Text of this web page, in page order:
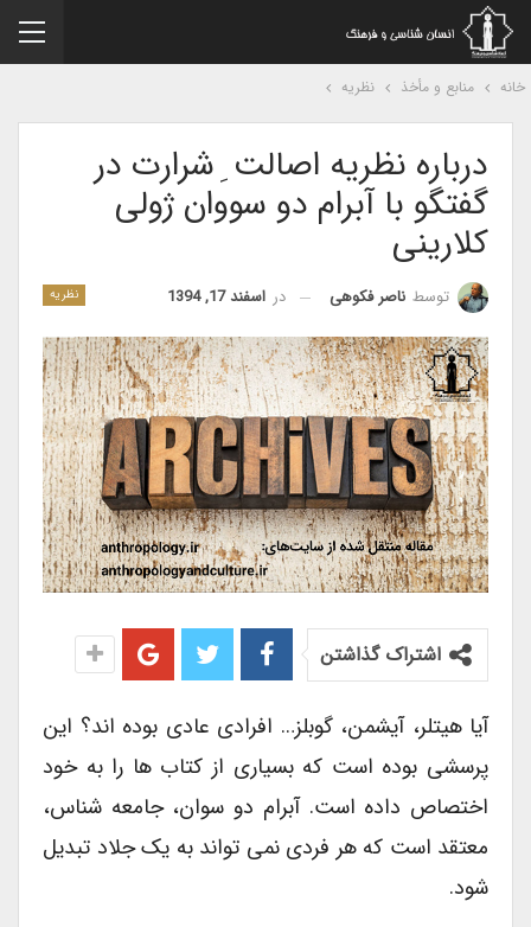
منابع و مأخذ نظریه
درباره نظریه اصالت ِ شرارت در
گفتگو با آبرام دو سووان ژولی
کلارینی
نظریه توسطناصر فکوهی دراسفند 17, 1394
اشتراک گذاشتن
آیا هیتلر، آیشمن، گوبلز… افرادی عادی بوده اند؟ این
پرسشی بوده است که بسیاری از کتاب ها را به خود
اختصاص داده است. آبرام دو سوان، جامعه شناس،
معتقد است که هر فردی نمی تواند به یک جلاد تبدیل
شود.